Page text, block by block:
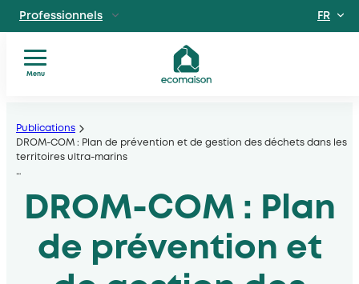
au
contenu
Particuliers
Site dédié aux particuliers
Professionnels
Acteurs solidaires, collectivités locales, opérateurs
FR
Menu
êtes
Nos
filières
Actualités
Documents
Publications
DROM-COM : Plan de prévention et de gestion des déchets dans les
territoires ultra-marins
…
DROM-COM : Plan
de prévention et